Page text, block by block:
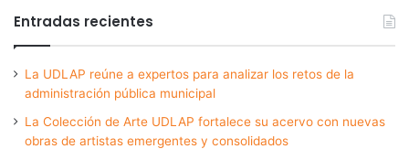
Entradas recientes
La UDLAP reúne a expertos para analizar los retos de la
administración pública municipal
La Colección de Arte UDLAP fortalece su acervo con nuevas
obras de artistas emergentes y consolidados